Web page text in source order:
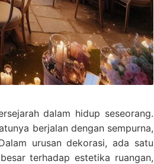
dalam hidup seseorang.
berjalan dengan sempurna,
urusan dekorasi, ada satu
terhadap estetika ruangan,